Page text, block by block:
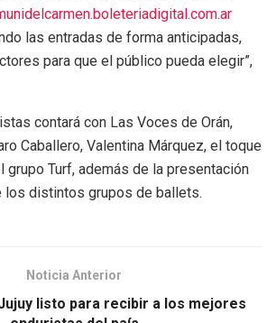
las entradas de forma anticipadas,
para que el público pueda elegir”,
contará con Las Voces de Orán,
Caballero, Valentina Márquez, el toque
grupo Turf, además de la presentación
los distintos grupos de ballets.
Noticia Anterior
listo para recibir a los mejores